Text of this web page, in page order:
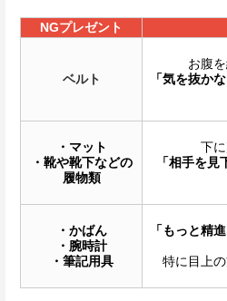
NGプレゼント
ベルト
お腹
「気を抜か
・マット
・靴や靴下などの
履物類
下
「相手を見
・かばん
・腕時計
・筆記用具
「もっと精
特に目上